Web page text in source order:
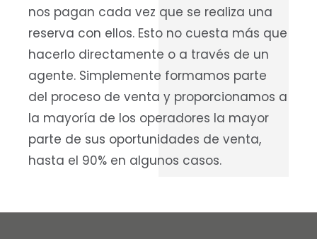
nos pagan cada vez que se realiza una
reserva con ellos. Esto no cuesta más que
hacerlo directamente o a través de un
agente. Simplemente formamos parte
del proceso de venta y proporcionamos a
la mayoría de los operadores la mayor
parte de sus oportunidades de venta,
hasta el 90% en algunos casos.